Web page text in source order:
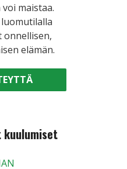
maistaa.
onnellisen,
elämän.
kuulumiset